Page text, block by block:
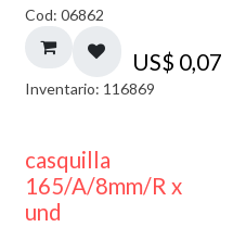
Cod: 06862
US$ 0,07
Inventario: 116869
casquilla
165/A/8mm/R x
und